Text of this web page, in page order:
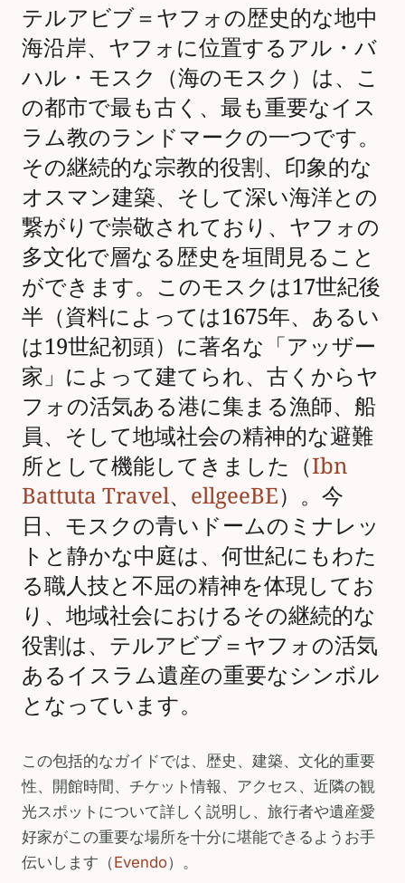
テルアビブ＝ヤフォの歴史的な地中
海沿岸、ヤフォに位置するアル・バ
ハル・モスク（海のモスク）は、こ
の都市で最も古く、最も重要なイス
ラム教のランドマークの一つです。
その継続的な宗教的役割、印象的な
オスマン建築、そして深い海洋との
繋がりで崇敬されており、ヤフォの
多文化で層なる歴史を垣間見ること
ができます。このモスクは17世紀後
半（資料によっては1675年、あるい
は19世紀初頭）に著名な「アッザー
家」によって建てられ、古くからヤ
フォの活気ある港に集まる漁師、船
員、そして地域社会の精神的な避難
所として機能してきました（Ibn
Battuta Travel、 ellgeeBE）。今
日、モスクの青いドームのミナレッ
トと静かな中庭は、何世紀にもわた
る職人技と不屈の精神を体現してお
り、地域社会におけるその継続的な
役割は、テルアビブ＝ヤフォの活気
あるイスラム遺産の重要なシンボル
となっています。
この包括的なガイドでは、歴史、建築、文化的重要
性、開館時間、チケット情報、アクセス、近隣の観
光スポットについて詳しく説明し、旅行者や遺産愛
好家がこの重要な場所を十分に堪能できるようお手
伝いします（Evendo）。